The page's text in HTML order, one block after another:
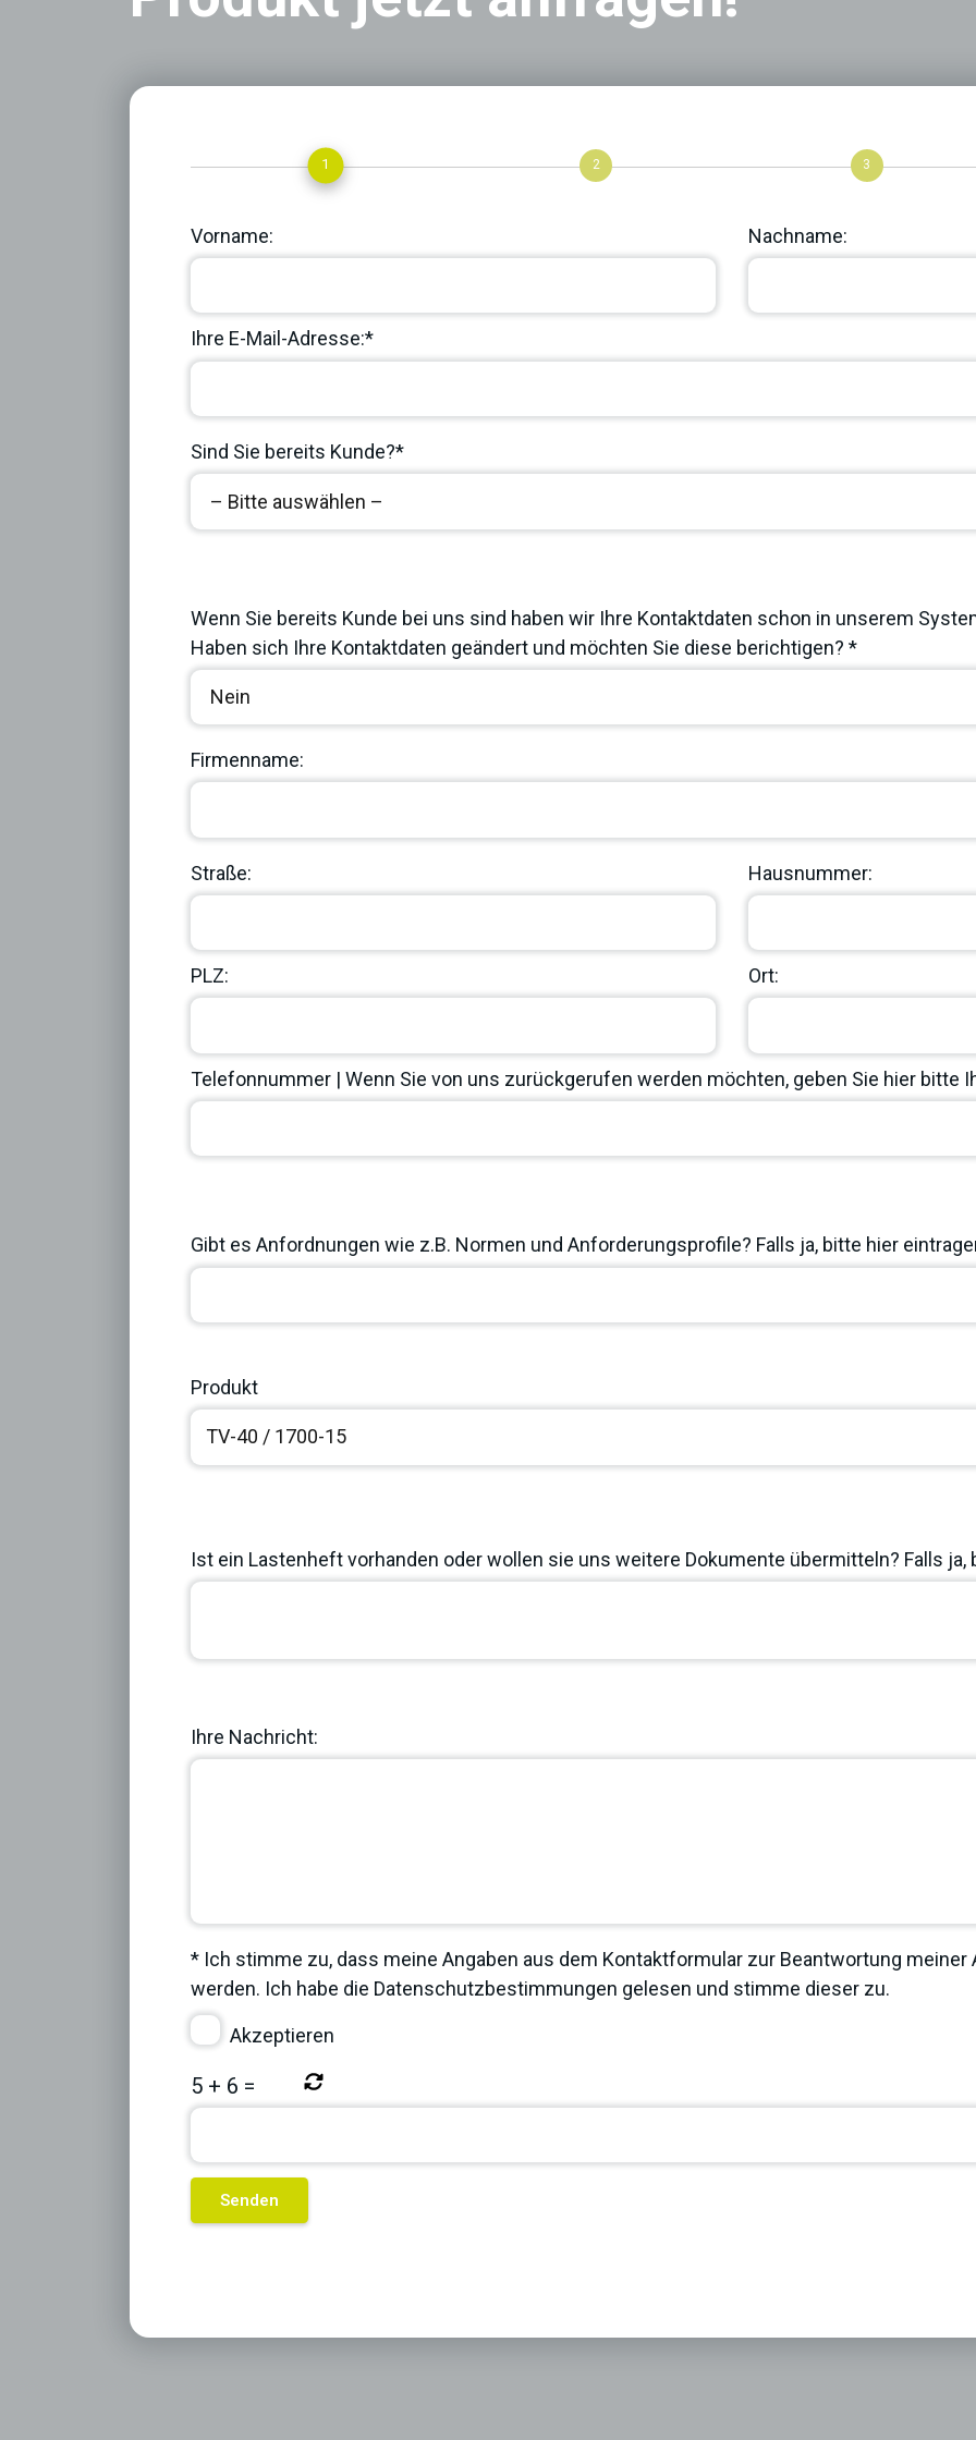
1 2 3
Vorname: Nachname:
Ihre E-Mail-Adresse:*
Sind Sie bereits Kunde?*
Wenn Sie bereits Kunde bei uns sind haben wir Ihre Kontaktdaten schon in unserem
Haben sich Ihre Kontaktdaten geändert und möchten Sie diese berichtigen? *
Firmenname:
Straße: Hausnummer:
PLZ: Ort:
Telefonnummer | Wenn Sie von uns zurückgerufen werden möchten, geben Sie hier bitte
Gibt es Anfordnungen wie z.B. Normen und Anforderungsprofile? Falls ja, bitte hier
Produkt
Ist ein Lastenheft vorhanden oder wollen sie uns weitere Dokumente übermitteln? Falls ja,
Ihre Nachricht:
* Ich stimme zu, dass meine Angaben aus dem Kontaktformular zur Beantwortung meiner
werden. Ich habe die Datenschutzbestimmungen gelesen und stimme dieser zu.
Akzeptieren
5 + 6 =